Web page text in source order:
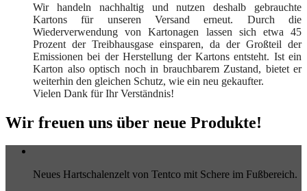
Wir handeln nachhaltig und nutzen deshalb gebrauchte
Kartons für unseren Versand erneut. Durch die
Wiederverwendung von Kartonagen lassen sich etwa 45
Prozent der Treibhausgase einsparen, da der Großteil der
Emissionen bei der Herstellung der Kartons entsteht. Ist ein
Karton also optisch noch in brauchbarem Zustand, bietet er
weiterhin den gleichen Schutz, wie ein neu gekaufter.
Vielen Dank für Ihr Verständnis!
Wir freuen uns über neue Produkte!
Neues Hartschalenzelt von Tentco mit Schere im Fußbereich.